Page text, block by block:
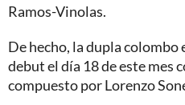
Ramos-Vinolas.
De hecho, la dupla colombo
debut el día 18 de este mes
compuesto por Lorenzo